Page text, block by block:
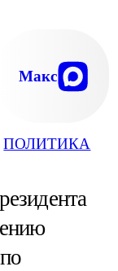
ПОЛИТИКА
Макс